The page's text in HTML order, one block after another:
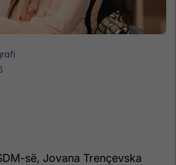
së, Jovana Trençevska